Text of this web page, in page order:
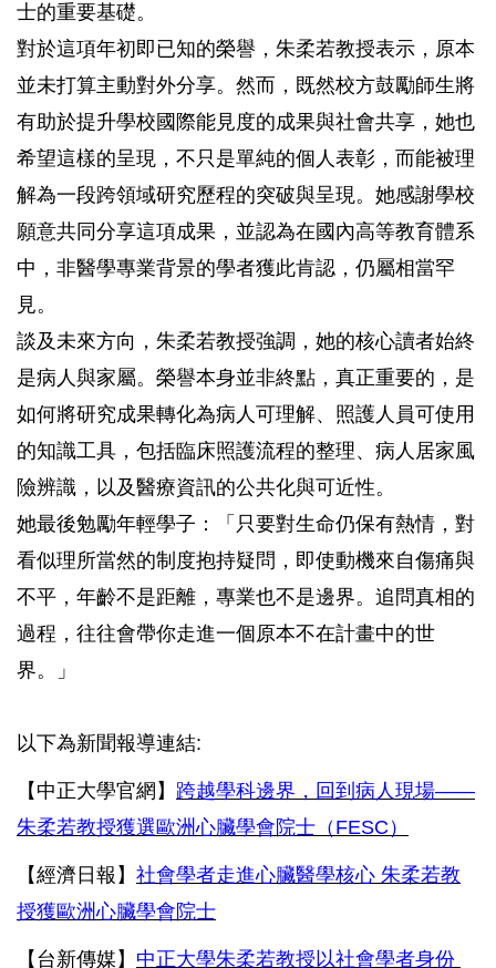
士的重要基礎。
對於這項年初即已知的榮譽，朱柔若教授表示，原本
並未打算主動對外分享。然而，既然校方鼓勵師生將
有助於提升學校國際能見度的成果與社會共享，她也
希望這樣的呈現，不只是單純的個人表彰，而能被理
解為一段跨領域研究歷程的突破與呈現。她感謝學校
願意共同分享這項成果，並認為在國內高等教育體系
中，非醫學專業背景的學者獲此肯認，仍屬相當罕
見。
談及未來方向，朱柔若教授強調，她的核心讀者始終
是病人與家屬。榮譽本身並非終點，真正重要的，是
如何將研究成果轉化為病人可理解、照護人員可使用
的知識工具，包括臨床照護流程的整理、病人居家風
險辨識，以及醫療資訊的公共化與可近性。
她最後勉勵年輕學子：「只要對生命仍保有熱情，對
看似理所當然的制度抱持疑問，即使動機來自傷痛與
不平，年齡不是距離，專業也不是邊界。追問真相的
過程，往往會帶你走進一個原本不在計畫中的世
界。」
以下為新聞報導連結:
【中正大學官網】 跨越學科邊界，回到病人現場——
朱柔若教授獲選歐洲心臟學會院士（FESC）
【經濟日報】 社會學者走進心臟醫學核心 朱柔若教
授獲歐洲心臟學會院士
【台新傳媒】 中正大學朱柔若教授以社會學者身份